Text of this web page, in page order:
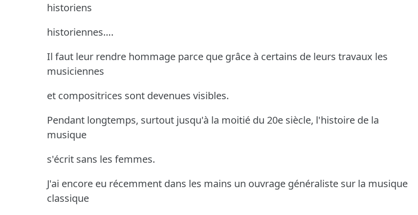
historiens
historiennes….
Il faut leur rendre hommage parce que grâce à certains de leurs travaux les
musiciennes
et compositrices sont devenues visibles.
Pendant longtemps, surtout jusqu'à la moitié du 20e siècle, l'histoire de la
musique
s'écrit sans les femmes.
J'ai encore eu récemment dans les mains un ouvrage généraliste sur la musique
classique